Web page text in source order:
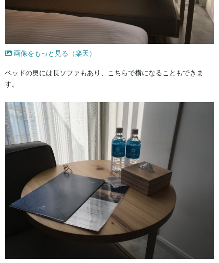
画像をもっと見る（楽天）
ベッドの奥には長ソファもあり、こちらで横になることもできま
す。